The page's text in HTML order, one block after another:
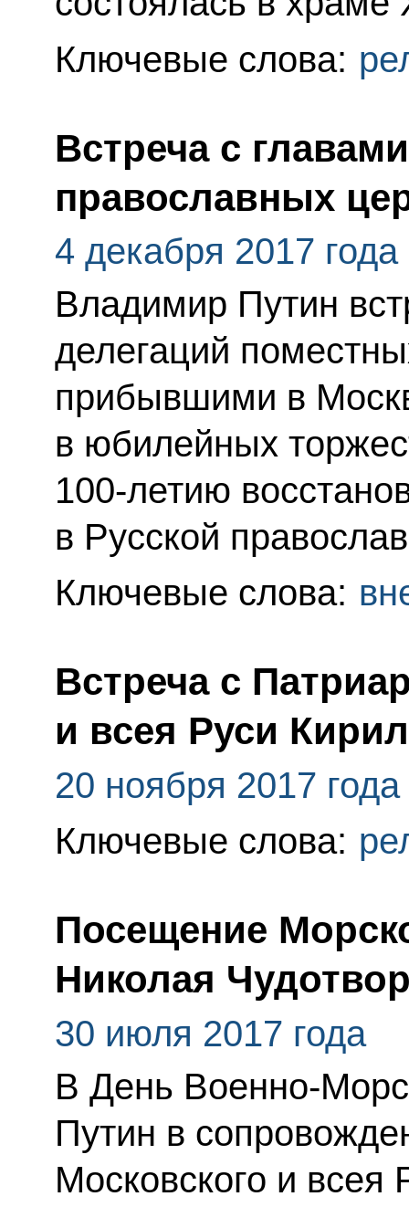
Ключевые слова:
Встреча с
православных
4 декабря 2017 года
Владимир Путин
делегаций
прибывшими в
в юбилейных
100‑летию
в Русской
Ключевые слова:
Встреча с
и всея Руси
20 ноября 2017 года
Ключевые слова:
Посещение
Николая
30 июля 2017 года
В День Военно-
Путин в
Московского и